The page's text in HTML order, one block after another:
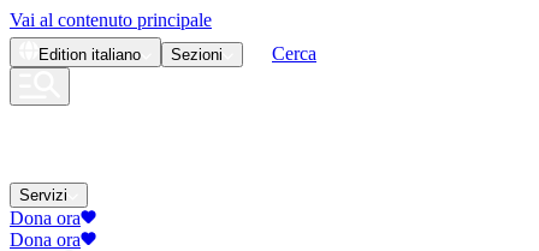
Vai al contenuto principale
Edition italiano Sezioni Cerca
Servizi
Dona ora
Dona ora